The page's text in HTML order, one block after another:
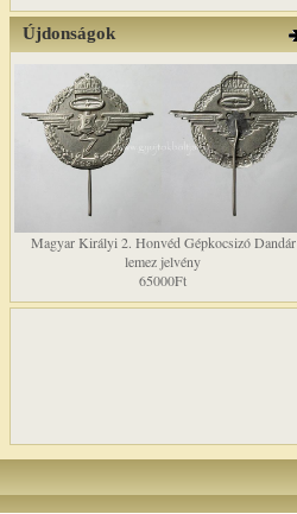
Újdonságok
Magyar Királyi 2. Honvéd Gépkocsizó Dandár
lemez jelvény
65000Ft